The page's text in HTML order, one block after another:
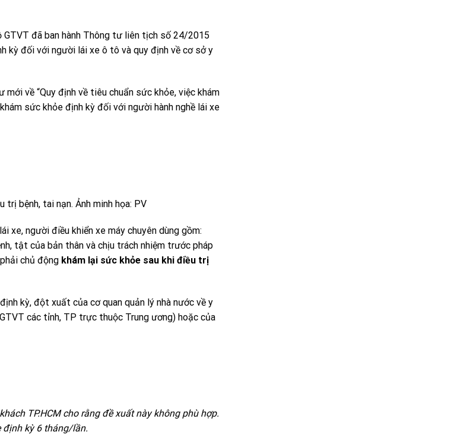
GTVT đã ban hành Thông tư liên tịch số 24/2015
kỳ đối với người lái xe ô tô và quy định về cơ sở y
về “Quy định về tiêu chuẩn sức khỏe, việc khám
sức khỏe định kỳ đối với người hành nghề lái xe
bệnh, tai nạn. Ảnh minh họa: PV
xe, người điều khiển xe máy chuyên dùng gồm:
tật của bản thân và chịu trách nhiệm trước pháp
chủ động khám lại sức khỏe sau khi điều trị
kỳ, đột xuất của cơ quan quản lý nhà nước về y
các tỉnh, TP trực thuộc Trung ương) hoặc của
TP.HCM cho rằng đề xuất này không phù hợp.
định kỳ 6 tháng/lần.